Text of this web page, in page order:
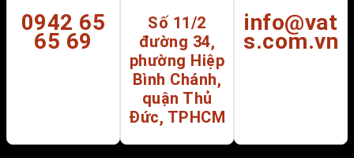
0942 65
65 69
Số 11/2
đường 34,
phường Hiệp
Bình Chánh,
quận Thủ
Đức, TPHCM
info@vat
s.com.vn